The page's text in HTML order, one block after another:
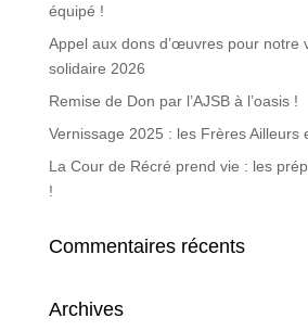
équipé !
Appel aux dons d’œuvres pour notre
solidaire 2026
Remise de Don par l’AJSB à l’oasis !
Vernissage 2025 : les Frères Ailleurs
La Cour de Récré prend vie : les
!
Commentaires récents
Archives